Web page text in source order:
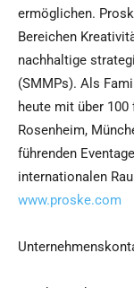
ermöglichen.
Bereichen
nachhaltige
(SMMPs). Als
heute mit über
Rosenheim,
führenden
internationalen
www.proske.com